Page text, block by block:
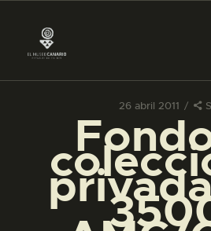
26 abril 2011
PREPARAR LA
ACTIVIDADES
█